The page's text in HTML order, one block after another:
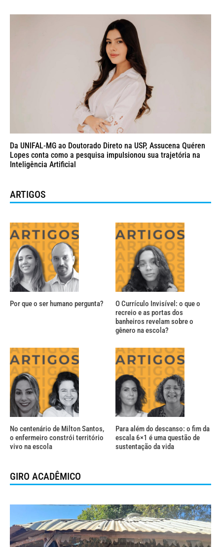
Da UNIFAL-MG ao Doutorado Direto na USP, Assucena Quéren
Lopes conta como a pesquisa impulsionou sua trajetória na
Inteligência Artificial
ARTIGOS
Por que o ser humano pergunta?
O Currículo Invisível: o que o
recreio e as portas dos
banheiros revelam sobre o
gênero na escola?
No centenário de Milton Santos,
o enfermeiro constrói território
vivo na escola
Para além do descanso: o fim da
escala 6×1 é uma questão de
sustentação da vida
GIRO ACADÊMICO